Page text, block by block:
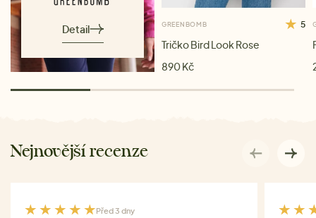
Detail GREENBOMB 5
Tričko Bird Look Rose
890 Kč
Nejnovější recenze
Před 3 dny